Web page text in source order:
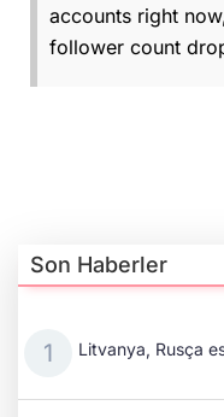
accounts right
follower count
Son Haberler
Litvanya, Rusça